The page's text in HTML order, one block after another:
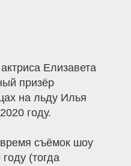
Елизавета
призёр
на льду Илья
году.
съёмок шоу
(тогда